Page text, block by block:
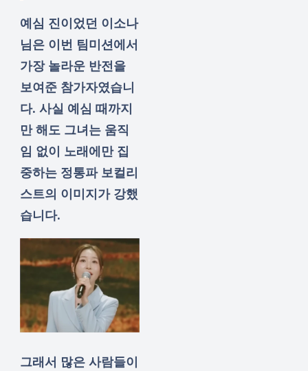
예심 진이었던 이소나
님은 이번 팀미션에서
가장 놀라운 반전을
보여준 참가자였습니
다. 사실 예심 때까지
만 해도 그녀는 움직
임 없이 노래에만 집
중하는 정통파 보컬리
스트의 이미지가 강했
습니다.
그래서 많은 사람들이